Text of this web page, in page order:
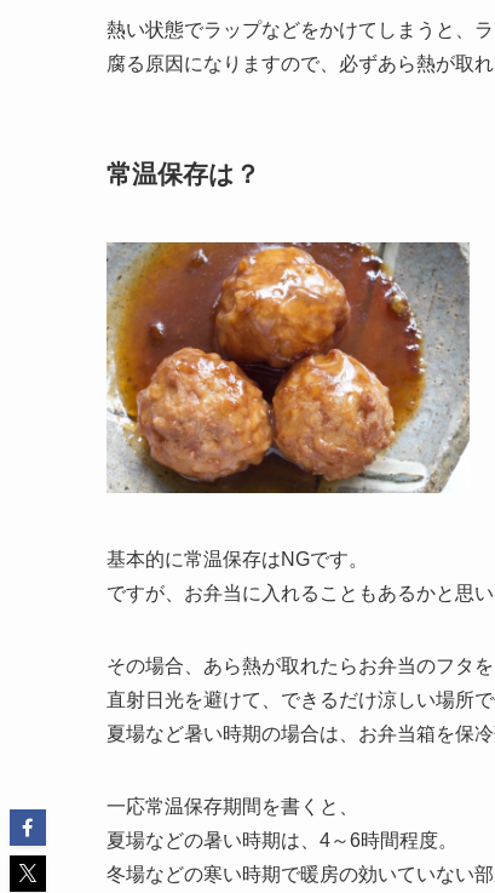
熱い状態でラップなどをかけてしまうと、
腐る原因になりますので、必ずあら熱が取
常温保存は？
基本的に常温保存はNGです。
ですが、お弁当に入れることもあるかと思い
その場合、あら熱が取れたらお弁当のフタ
直射日光を避けて、できるだけ涼しい場所で
夏場など暑い時期の場合は、お弁当箱を保
一応常温保存期間を書くと、
夏場などの暑い時期は、4～6時間程度。
冬場などの寒い時期で暖房の効いていない